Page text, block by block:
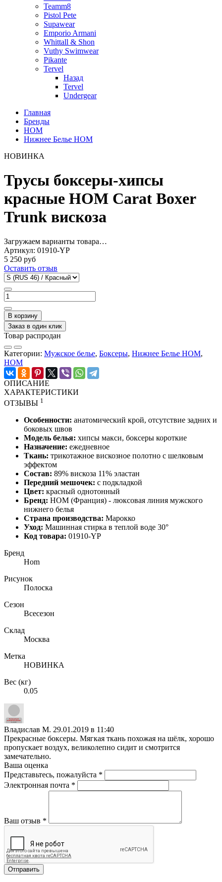
Teamm8
Pistol Pete
Supawear
Emporio Armani
Whittall & Shon
Vuthy Swimwear
Pikante
Tervel
Назад
Tervel
Undergear
Главная
Бренды
HOM
Нижнее Белье HOM
НОВИНКА
Трусы боксеры-хипсы
красные HOM Carat Boxer
Trunk вискоза
Загружаем варианты товара…
Артикул: 01910-YP
5 250 руб
Оставить отзыв
В корзину
Заказ в один клик
Товар распродан
Категории: Мужское белье, Боксеры, Нижнее Белье HOM,
HOM
ОПИСАНИЕ
ХАРАКТЕРИСТИКИ
ОТЗЫВЫ 1
Особенности: анатомический крой, отсутствие задних и
боковых швов
Модель белья: хипсы макси, боксеры короткие
Назначение: ежедневное
Ткань: трикотажное вискозное полотно с шелковым
эффектом
Состав: 89% вискоза 11% эластан
Передний мешочек: с подкладкой
Цвет: красный однотонный
Бренд: HOM (Франция) - люксовая линия мужского
нижнего белья
Страна производства: Марокко
Уход: Машинная стирка в теплой воде 30°
Код товара: 01910-YP
Бренд
Hom
Рисунок
Полоска
Сезон
Всесезон
Склад
Москва
Метка
НОВИНКА
Вес (кг)
0.05
Владислав М. 29.01.2019 в 11:40
Прекрасные боксеры. Мягкая ткань похожая на шёлк, хорошо
пропускает воздух, великолепно сидит и смотрится
замечательно.
Ваша оценка
Представьтесь, пожалуйста *
Электронная почта *
Ваш отзыв *
Отправить